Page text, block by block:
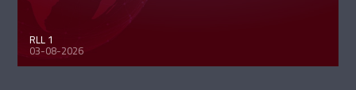
RLL 1
03-08-2026